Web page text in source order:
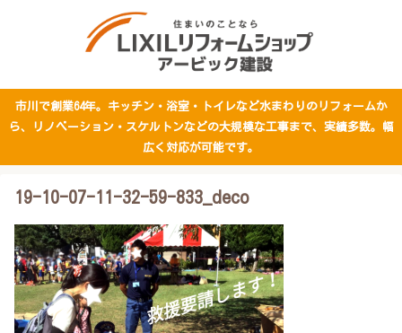
市川で創業64年。キッチン・浴室・トイレなど水まわりのリフォームか
ら、リノベーション・スケルトンなどの大規模な工事まで、実績多数。幅
広く対応が可能です。
19-10-07-11-32-59-833_deco